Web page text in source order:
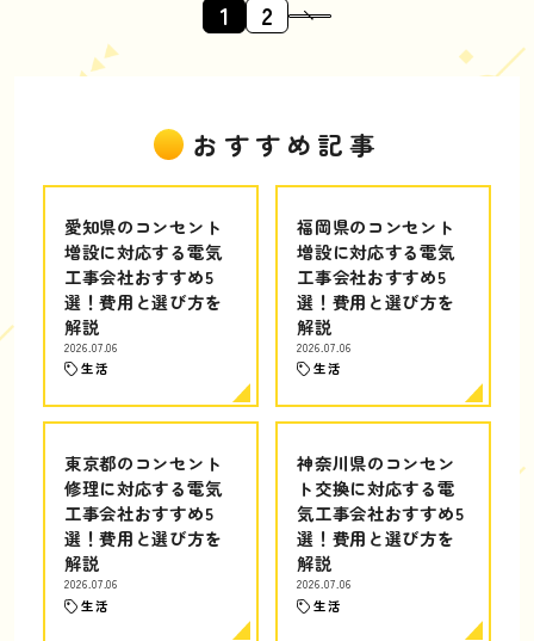
1 2
おすすめ記事
愛知県のコンセント
増設に対応する電気
工事会社おすすめ5
選！費用と選び方を
解説
2026.07.06
生活
福岡県のコンセント
増設に対応する電気
工事会社おすすめ5
選！費用と選び方を
解説
2026.07.06
生活
東京都のコンセント
修理に対応する電気
工事会社おすすめ5
選！費用と選び方を
解説
2026.07.06
生活
神奈川県のコンセン
ト交換に対応する電
気工事会社おすすめ5
選！費用と選び方を
解説
2026.07.06
生活